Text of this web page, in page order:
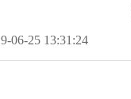
06-25 13:31:24